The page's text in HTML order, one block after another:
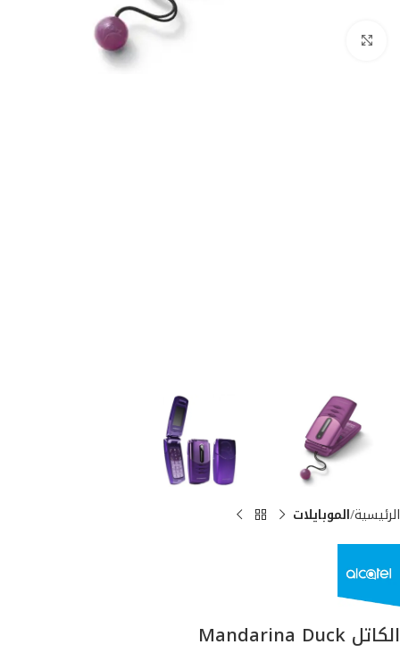
الرئيسية الموبايلات
الكاتل Mandarina Duck